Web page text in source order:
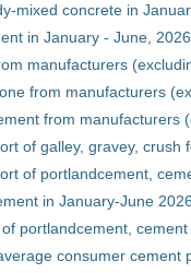
mixed concrete in
in January - June, 2026
manufacturers
from manufacturers
from manufacturers
of galley, gravey,
of portlandcement,
in January-June
portlandcement,
consumer cement